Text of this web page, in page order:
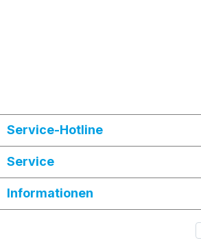
Service-Hotline
Service
Informationen